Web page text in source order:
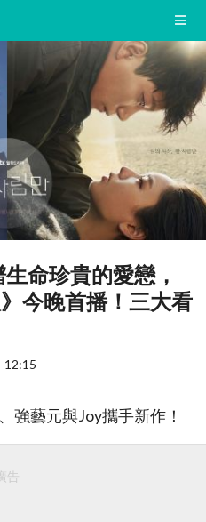
命珍貴的愛戀，
今晚首播！三大看
12:15
強藝元與Joy攜手新作！
告